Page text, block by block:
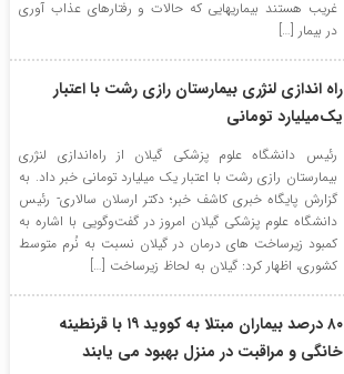
غریب هستند بیماریهایی که حالات و رفتارهای عذاب آوری
در بیمار […]
راه اندازی لنژری بیمارستان رازی رشت با اعتبار
یک‌میلیارد تومانی
رئیس دانشگاه علوم پزشکی گیلان از راه‌اندازی لنژری
بیمارستان رازی رشت با اعتبار یک میلیارد تومانی خبر داد. به
گزارش پایگاه خبری کاشف خبر؛ دکتر ارسلان سالاری- رئیس
دانشگاه علوم پزشکی گیلان امروز در گفت‌و‌گویی با اشاره به
کمبود زیرساخت های درمان در گیلان نسبت به نُرم متوسط
کشوری، اظهار کرد: گیلان به لحاظ زیرساخت […]
۸۰ درصد بیماران مبتلا به کووید ۱۹ با قرنطینه
خانگی و مراقبت در منزل بهبود می یابند